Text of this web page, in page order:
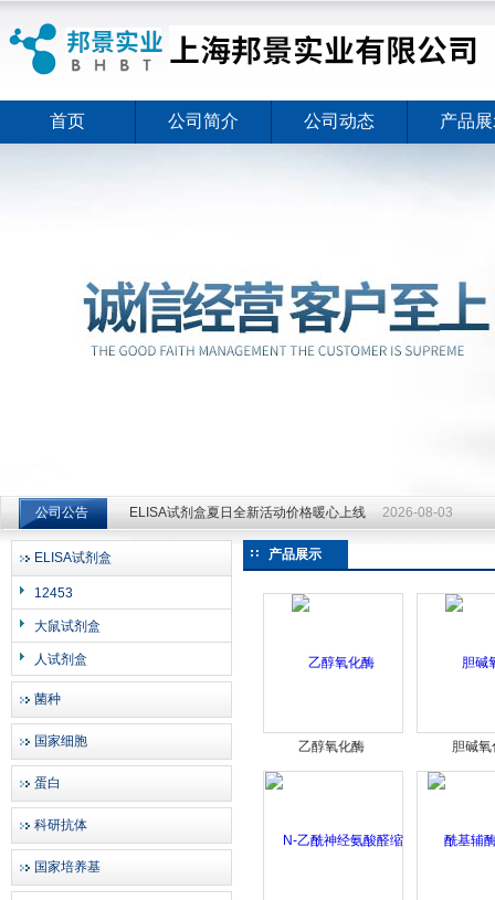
上海邦景实业有限公司
首页 公司简介 公司动态 产品
公司公告 ELISA试剂盒夏日全新活动价格暖心上线 2026-08-03
ELISA试剂盒夏日全新活动价格暖心上线
ELISA试剂盒
12453
大鼠试剂盒
人试剂盒
菌种
国家细胞
蛋白
科研抗体
国家培养基
产品展示
乙醇氧化酶 胆碱